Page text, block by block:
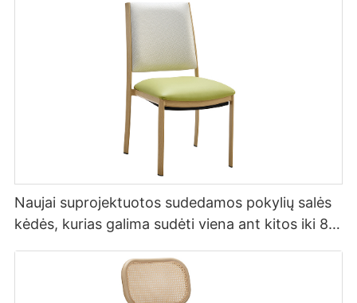
Naujai suprojektuotos sudedamos pokylių salės
kėdės, kurias galima sudėti viena ant kitos iki 8